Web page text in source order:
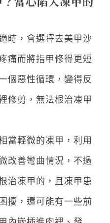
時，會選擇去美甲沙
痛而將指甲修得更短
個惡性循環，變得反
修剪，無法根治凍甲
當輕微的凍甲，利用
改善彎曲情況，不過
治凍甲的，且凍甲患
擾，還可能有一些前